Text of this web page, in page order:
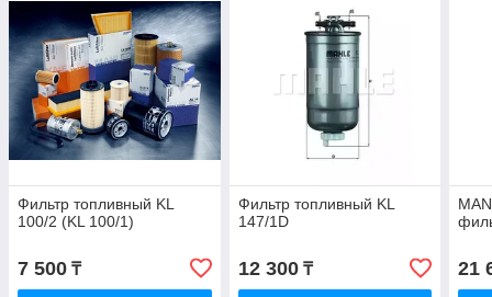
Фильтр топливный KL
100/2 (KL 100/1)
7 500 ₸
Фильтр топливный KL
147/1D
12 300₸ 21